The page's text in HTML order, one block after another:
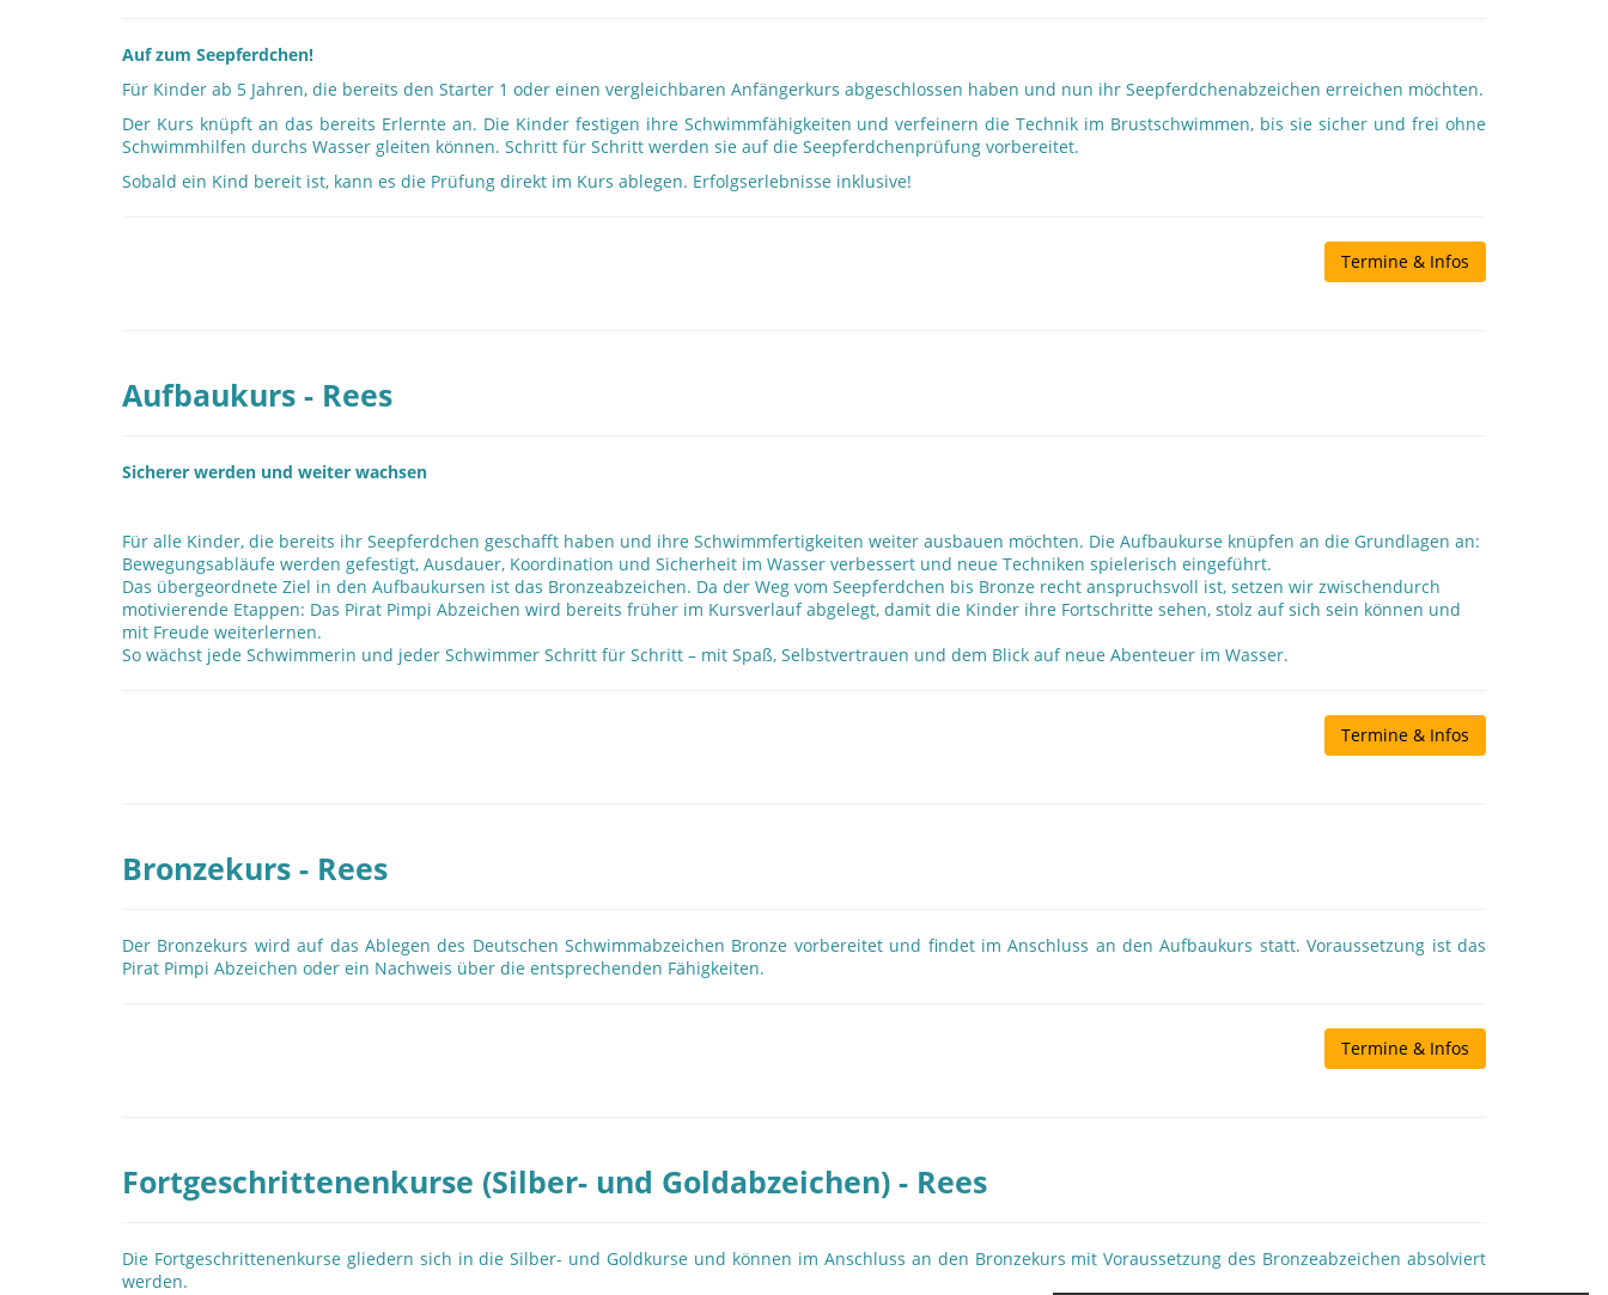
Auf zum Seepferdchen!
Für Kinder ab 5 Jahren, die bereits den Starter 1 oder einen vergleichbaren Anfängerkurs abgeschlossen haben und nun ihr Seepferdchenabzeichen erreichen möchten.
Der Kurs knüpft an das bereits Erlernte an. Die Kinder festigen ihre Schwimmfähigkeiten und verfeinern die Technik im Brustschwimmen, bis sie sicher und frei ohne
Schwimmhilfen durchs Wasser gleiten können. Schritt für Schritt werden sie auf die Seepferdchenprüfung vorbereitet.
Sobald ein Kind bereit ist, kann es die Prüfung direkt im Kurs ablegen. Erfolgserlebnisse inklusive!
Termine & Infos
Aufbaukurs - Rees
Sicherer werden und weiter wachsen
Für alle Kinder, die bereits ihr Seepferdchen geschafft haben und ihre Schwimmfertigkeiten weiter ausbauen möchten. Die Aufbaukurse knüpfen an die Grundlagen an:
Bewegungsabläufe werden gefestigt, Ausdauer, Koordination und Sicherheit im Wasser verbessert und neue Techniken spielerisch eingeführt.
Das übergeordnete Ziel in den Aufbaukursen ist das Bronzeabzeichen. Da der Weg vom Seepferdchen bis Bronze recht anspruchsvoll ist, setzen wir zwischendurch
motivierende Etappen: Das Pirat Pimpi Abzeichen wird bereits früher im Kursverlauf abgelegt, damit die Kinder ihre Fortschritte sehen, stolz auf sich sein können und
mit Freude weiterlernen.
So wächst jede Schwimmerin und jeder Schwimmer Schritt für Schritt – mit Spaß, Selbstvertrauen und dem Blick auf neue Abenteuer im Wasser.
Termine & Infos
Bronzekurs - Rees
Der Bronzekurs wird auf das Ablegen des Deutschen Schwimmabzeichen Bronze vorbereitet und findet im Anschluss an den Aufbaukurs statt. Voraussetzung ist das
Pirat Pimpi Abzeichen oder ein Nachweis über die entsprechenden Fähigkeiten.
Termine & Infos
Fortgeschrittenenkurse (Silber- und Goldabzeichen) - Rees
Die Fortgeschrittenenkurse gliedern sich in die Silber- und Goldkurse und können im Anschluss an den Bronzekurs mit Voraussetzung des Bronzeabzeichen absolviert
werden.